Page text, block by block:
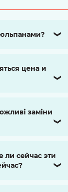
❯
цена и
❯
заміни
❯
ли сейчас эти
❯